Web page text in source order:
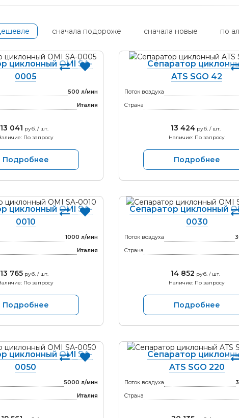
сначала подороже сначала новые по
циклонный OMI SA-
0005
500 л/мин
Италия
13 041 руб. / шт.
По запросу
Подробнее
Сепаратор
ATS SGO 42
Поток воздуха
Страна
13 424руб. / шт.
Наличие: По запросу
Подробнее
циклонный OMI SA-
0010
1000 л/мин
Италия
13 765 руб. / шт.
По запросу
Подробнее
Сепаратор циклонный
0030
Поток воздуха
Страна
14 852 руб. / шт.
Наличие: По запросу
Подробнее
циклонный OMI SA-
0050
5000 л/мин
Италия
Сепаратор
ATS SGO 220
Поток воздуха
Страна